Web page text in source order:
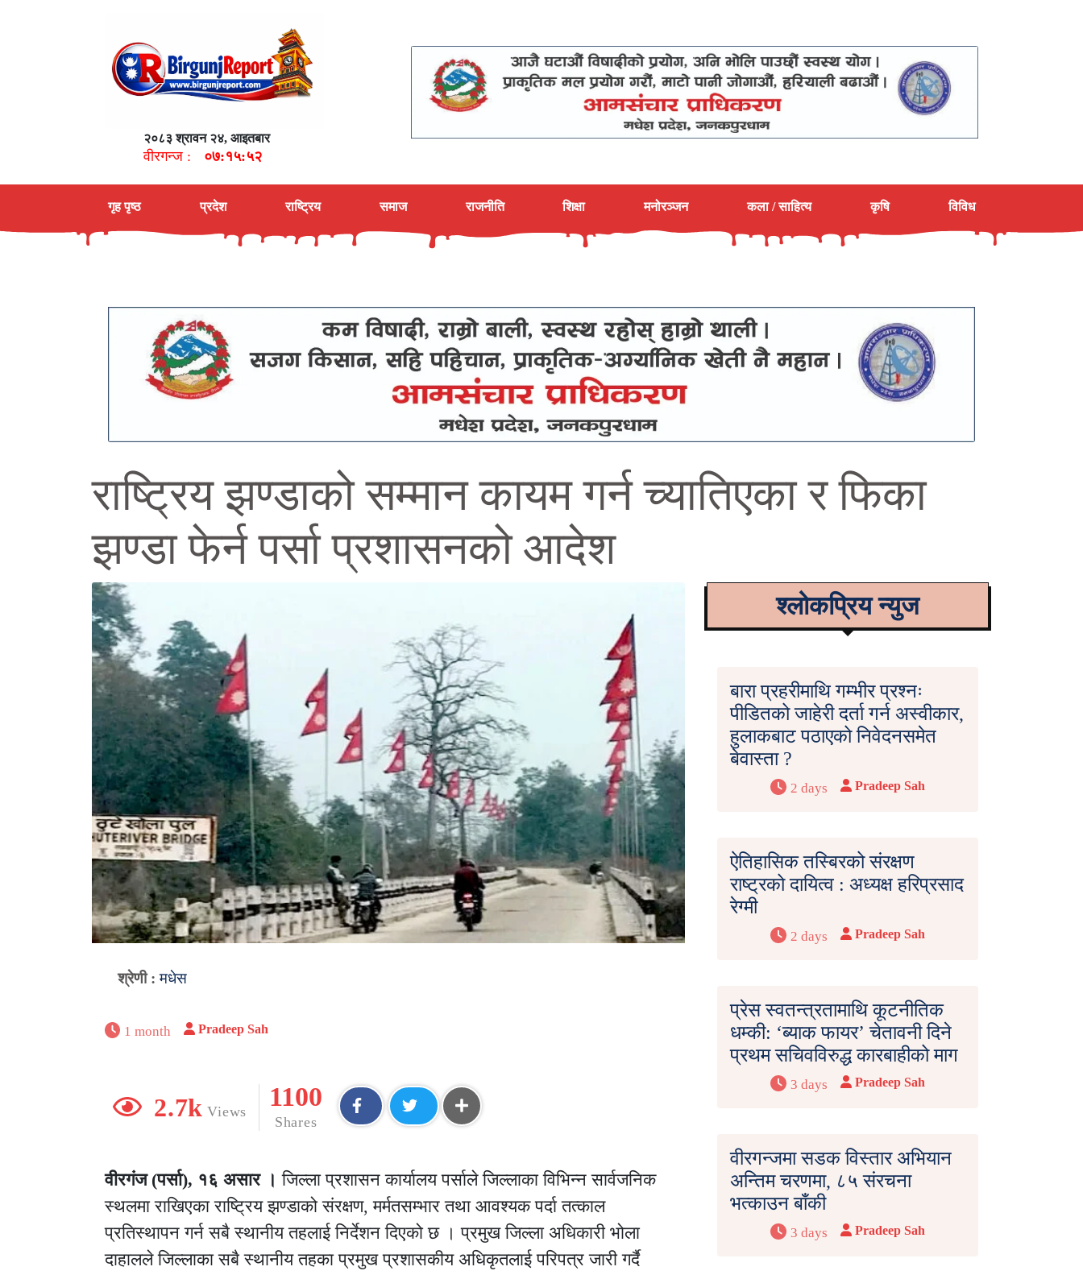
२०८३ श्रावन २४, आइतबार
वीरगन्ज : ०७:१५:५३
गृह पृष्ठ प्रदेश राष्ट्रिय समाज राजनीति शिक्षा मनोरञ्जन कला / साहित्य कृषि विविध
राष्ट्रिय झण्डाको सम्मान कायम गर्न च्यातिएका र फिका
झण्डा फेर्न पर्सा प्रशासनको आदेश
श्रेणी :मधेस
1 month Pradeep Sah
2.7k Views
1100
Shares
वीरगंज (पर्सा), १६ असार । जिल्ला प्रशासन कार्यालय पर्साले जिल्लाका विभिन्न सार्वजनिक
स्थलमा राखिएका राष्ट्रिय झण्डाको संरक्षण, मर्मतसम्भार तथा आवश्यक पर्दा तत्काल
प्रतिस्थापन गर्न सबै स्थानीय तहलाई निर्देशन दिएको छ । प्रमुख जिल्ला अधिकारी भोला
दाहालले जिल्लाका सबै स्थानीय तहका प्रमुख प्रशासकीय अधिकृतलाई परिपत्र जारी गर्दै
श्लोकप्रिय न्युज
बारा प्रहरीमाथि गम्भीर प्रश्नः
पीडितको जाहेरी दर्ता गर्न अस्वीकार,
हुलाकबाट पठाएको निवेदनसमेत
बेवास्ता ?
2 days Pradeep Sah
ऐतिहासिक तस्बिरको संरक्षण
राष्ट्रको दायित्व : अध्यक्ष हरिप्रसाद
रेग्मी
2 days Pradeep Sah
प्रेस स्वतन्त्रतामाथि कूटनीतिक
धम्की: ‘ब्याक फायर’ चेतावनी दिने
प्रथम सचिवविरुद्ध कारबाहीको माग
3 days Pradeep Sah
वीरगन्जमा सडक विस्तार अभियान
अन्तिम चरणमा, ८५ संरचना
भत्काउन बाँकी
3 days Pradeep Sah